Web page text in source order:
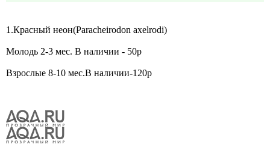
1.Красный неон(Paracheirodon axelrodi)
Молодь 2-3 мес. В наличии - 50р
Взрослыe 8-10 мес.В наличии-120р